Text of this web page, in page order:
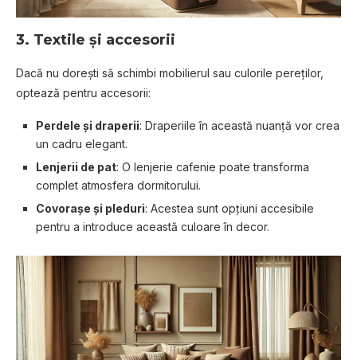
3. Textile și accesorii
Dacă nu dorești să schimbi mobilierul sau culorile pereților,
optează pentru accesorii:
Perdele și draperii: Draperiile în această nuanță vor crea
un cadru elegant.
Lenjerii de pat: O lenjerie cafenie poate transforma
complet atmosfera dormitorului.
Covorașe și pleduri: Acestea sunt opțiuni accesibile
pentru a introduce această culoare în decor.